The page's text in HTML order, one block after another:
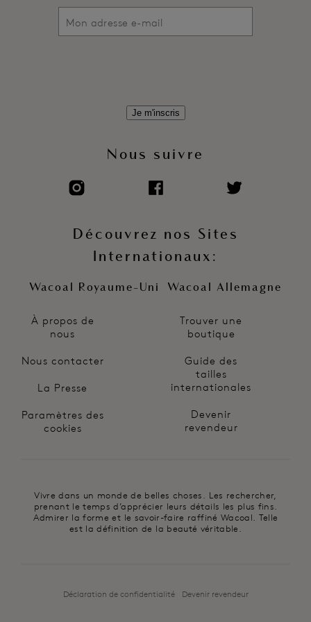
galbe et un maintien parfait
Bretelles décoratives réglables
À propos de
nous
Nous contacter
La Presse
Paramètres des
cookies
Je m'inscris
Nous suivre
Découvrez nos Sites
Internationaux:
Wacoal Royaume-Uni Wacoal Allemagne
Trouver une
boutique
Guide des
tailles
internationales
Devenir
revendeur
Vivre dans un monde de belles choses. Les rechercher,
prenant le temps d’apprécier leurs détails les plus fins.
Admirer la forme et le savoir-faire raffiné Wacoal. Telle
est la définition de la beauté véritable.
Déclaration de confidentialité Devenir revendeur